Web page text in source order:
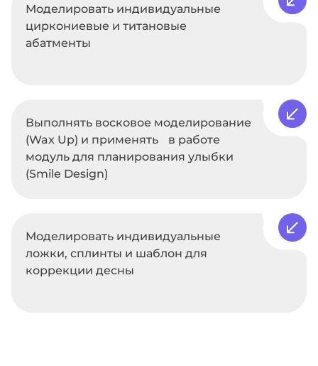
Моделировать индивидуальные
циркониевые и титановые
абатменты
Выполнять восковое моделирование
(Wax Up) и применять в работе
модуль для планирования улыбки
(Smile Design)
Моделировать индивидуальные
ложки, сплинты и шаблон для
коррекции десны